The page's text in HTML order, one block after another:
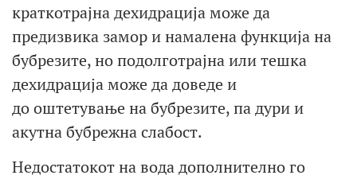
краткотрајна дехидрација може да
предизвика замор и намалена функција на
бубрезите, но подолготрајна или тешка
дехидрација може да доведе и
до оштетување на бубрезите, па дури и
акутна бубрежна слабост.
Недостатокот на вода дополнително го